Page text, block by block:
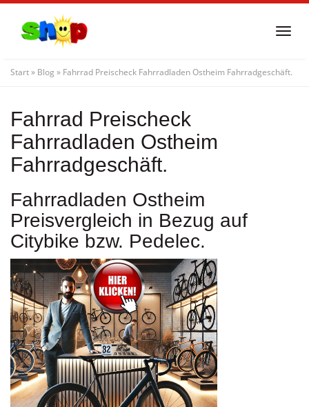
content
Start» Blog » Fahrrad Preischeck Fahrradladen Ostheim Fahrradgeschäft.
Fahrrad Preischeck
Fahrradladen Ostheim
Fahrradgeschäft.
Fahrradladen Ostheim
Preisvergleich in Bezug auf
Citybike bzw. Pedelec.